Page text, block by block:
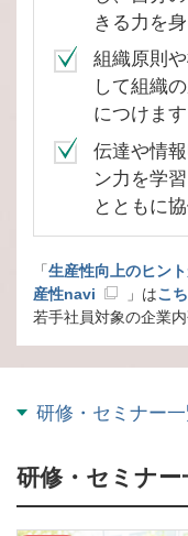
きる力を
組織原則
して組織
につけます
伝達や情
ン力を学
とともに
「生産性向上のヒン
産性navi
」はこ
若手社員対象の企業
研修・セミナー
研修・セミナー